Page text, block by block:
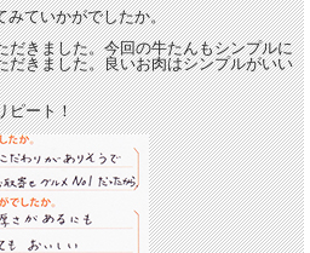
みていかがでしたか。
だきました。今回の牛たんもシンプルに
だきました。良いお肉はシンプルがいい
ピート！